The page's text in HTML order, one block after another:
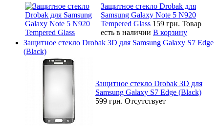
Защитное стекло Drobak для
Samsung Galaxy Note 5 N920
Tempered Glass 159 грн. Товар
есть в наличии В корзину
Защитное стекло Drobak 3D для Samsung Galaxy S7 Edge
(Black)
Защитное стекло Drobak 3D для
Samsung Galaxy S7 Edge (Black)
599 грн. Отсутствует